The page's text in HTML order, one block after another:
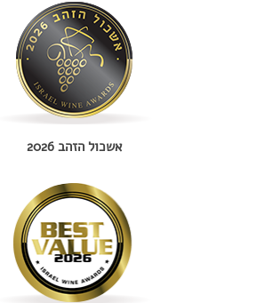
אשכול הזהב 2026